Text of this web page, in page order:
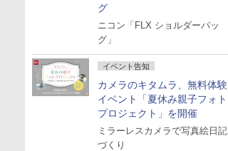
グ
ニコン「FLX ショルダーバッ
グ」
イベント告知
カメラのキタムラ、無料体験
イベント「夏休み親子フォト
プロジェクト」を開催
ミラーレスカメラで写真絵日記
づくり